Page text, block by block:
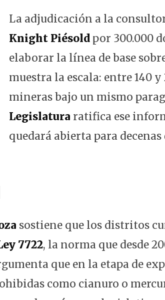
La adjudicación a la
Knight Piésold por 300.000
elaborar la línea de base
muestra la escala: entre 140
mineras bajo un mismo
Legislatura ratifica ese
quedará abierta para decenas
sostiene que los distritos
7722, la norma que desde
que en la etapa de
como cianuro o